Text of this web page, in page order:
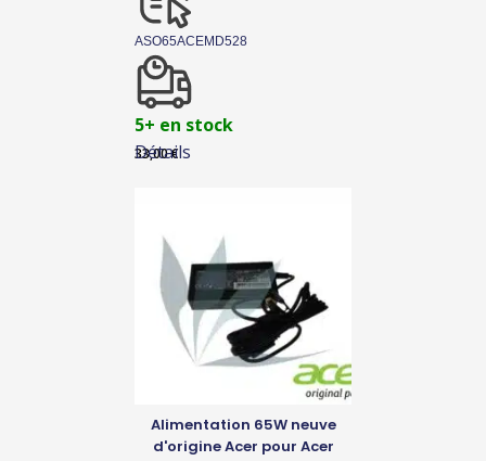
Détails
ASO65ACEMD528
5+ en stock
33,00€
Alimentation 65W neuve
d'origine Acer pour Acer